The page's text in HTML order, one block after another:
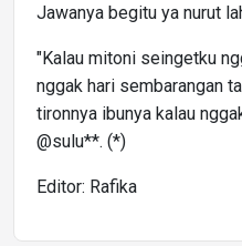
Jawanya begitu ya nurut
"Kalau mitoni seingetku
nggak hari sembarangan
tironnya ibunya kalau
@sulu**. (*)
Editor: Rafika